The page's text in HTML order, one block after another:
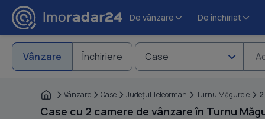
De vânzare De închiriat
Vânzare Închiriere Case
Vânzare Case Judeţul Teleorman Turnu Măgurele
Case cu 2 camere de vânzare în Turnu